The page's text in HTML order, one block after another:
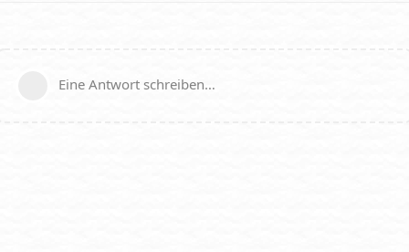
Eine Antwort schreiben…